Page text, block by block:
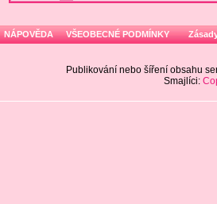
NÁPOVĚDA VŠEOBECNÉ PODMÍNKY
Publikování nebo šíření obsahu
Smajlíci: